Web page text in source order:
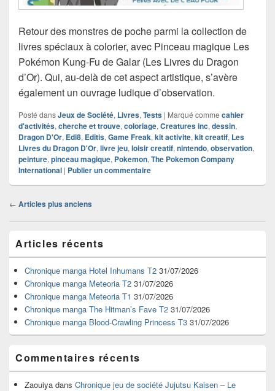
Retour des monstres de poche parmi la collection de
livres spéciaux à colorier, avec Pinceau magique Les
Pokémon Kung-Fu de Galar (Les Livres du Dragon
d’Or). Qui, au-delà de cet aspect artistique, s’avère
également un ouvrage ludique d’observation.
Posté dansJeux de Société, Livres, Tests | Marqué comme cahier
d'activités, cherche et trouve, coloriage, Creatures inc, dessin,
Dragon D'Or, Edi8, Editis, Game Freak, kit activite, kit creatif, Les
Livres du Dragon D'Or, livre jeu, loisir creatif, nintendo, observation,
peinture, pinceau magique, Pokemon, The Pokemon Company
International | Publier un commentaire
Navigation
articles
← Articles plus anciens
principale
de
widget
pour
barre
latérale
Articles récents
Chronique manga Hotel Inhumans T2 31/07/2026
Chronique manga Meteoria T2 31/07/2026
Chronique manga Meteoria T1 31/07/2026
Chronique manga The Hitman’s Fave T2 31/07/2026
Chronique manga Blood-Crawling Princess T3 31/07/2026
Commentaires récents
Zaouiya dans Chronique jeu de société Jujutsu Kaisen – Le